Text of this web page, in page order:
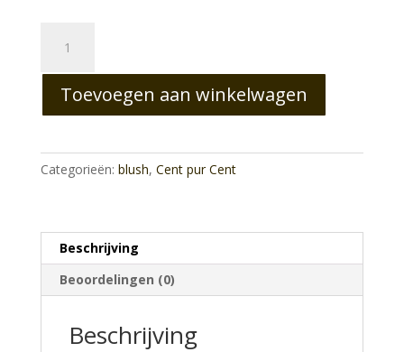
Mineral
Blush
Rose
aantal
Toevoegen aan winkelwagen
Categorieën: blush, Cent pur Cent
Beschrijving
Beoordelingen (0)
Beschrijving